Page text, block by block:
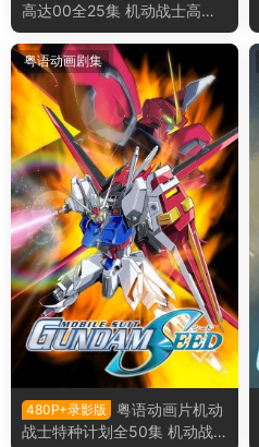
高达00全25集 机动战士高达0
0第一季粤语版
粤语动画剧集
480P+录影版
粤语动画片机动
战士特种计划全50集 机动战